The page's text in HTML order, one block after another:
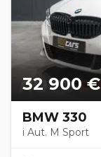
32 900 €
BMW 330
i Aut. M Sport